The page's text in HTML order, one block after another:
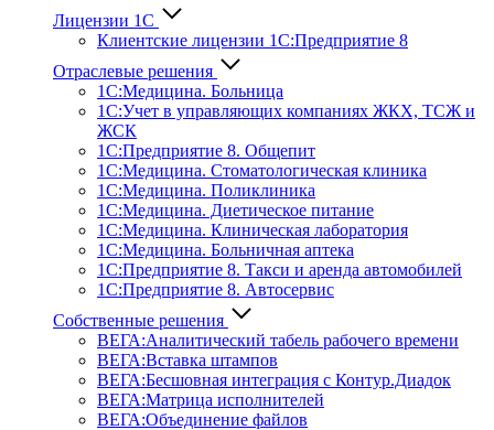
Лицензии 1С
Клиентские лицензии 1С:Предприятие 8
Отраслевые решения
1С:Медицина. Больница
1C:Учет в управляющих компаниях ЖКХ, ТСЖ и
ЖСК
1С:Предприятие 8. Общепит
1С:Медицина. Стоматологическая клиника
1С:Медицина. Поликлиника
1С:Медицина. Диетическое питание
1С:Медицина. Клиническая лаборатория
1С:Медицина. Больничная аптека
1С:Предприятие 8. Такси и аренда автомобилей
1С:Предприятие 8. Автосервис
Собственные решения
ВЕГА:Аналитичес­кий табель рабочего времени
ВЕГА:Вставка штампов
ВЕГА:Бесшовная интеграция с Контур.Диадок
ВЕГА:Матрица исполнителей
ВЕГА:Объединение файлов